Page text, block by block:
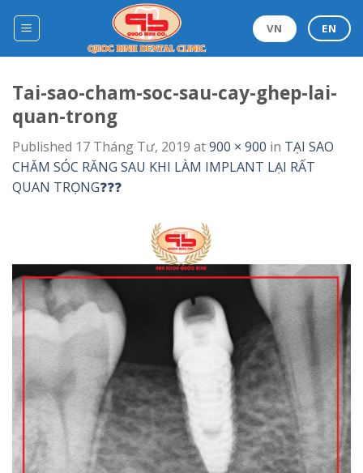
VN EN
Tai-sao-cham-soc-sau-cay-ghep-lai-
quan-trong
Published 17 Tháng Tư, 2019 at900 × 900 in TẠI SAO
CHĂM SÓC RĂNG SAU KHI LÀM IMPLANT LẠI RẤT
QUAN TRỌNG❓❓❓